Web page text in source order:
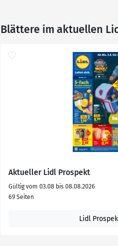
Blättere im aktuellen
Aktueller Lidl Prospekt
Gültig vom 03.08 bis 08.08.2026
69 Seiten
Lidl